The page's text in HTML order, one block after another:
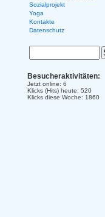
Sozialprojekt
Yoga
Kontakte
Datenschutz
Besucheraktivitäten:
Jetzt online: 6
Klicks (Hits) heute: 520
Klicks diese Woche: 1860